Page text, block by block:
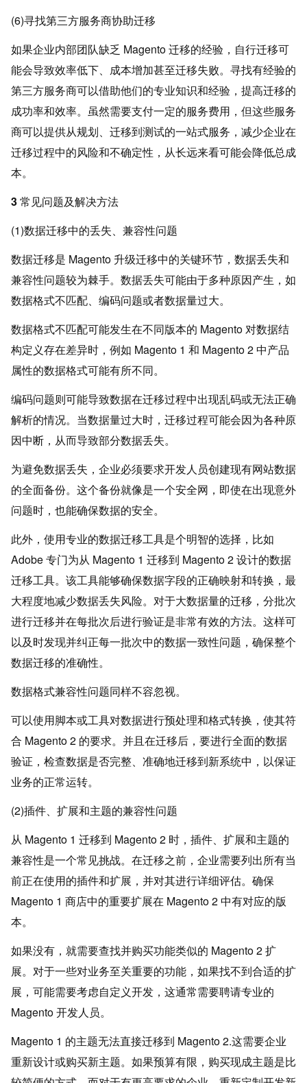
(6)寻找第三方服务商协助迁移
如果企业内部团队缺乏 Magento 迁移的经验，自行迁移可
能会导致效率低下、成本增加甚至迁移失败。寻找有经验的
第三方服务商可以借助他们的专业知识和经验，提高迁移的
成功率和效率。虽然需要支付一定的服务费用，但这些服务
商可以提供从规划、迁移到测试的一站式服务，减少企业在
迁移过程中的风险和不确定性，从长远来看可能会降低总成
本。
3 常见问题及解决方法
(1)数据迁移中的丢失、兼容性问题
数据迁移是 Magento 升级迁移中的关键环节，数据丢失和
兼容性问题较为棘手。数据丢失可能由于多种原因产生，如
数据格式不匹配、编码问题或者数据量过大。
数据格式不匹配可能发生在不同版本的 Magento 对数据结
构定义存在差异时，例如 Magento 1 和 Magento 2 中产品
属性的数据格式可能有所不同。
编码问题则可能导致数据在迁移过程中出现乱码或无法正确
解析的情况。当数据量过大时，迁移过程可能会因为各种原
因中断，从而导致部分数据丢失。
为避免数据丢失，企业必须要求开发人员创建现有网站数据
的全面备份。这个备份就像是一个安全网，即使在出现意外
问题时，也能确保数据的安全。
此外，使用专业的数据迁移工具是个明智的选择，比如
Adobe 专门为从 Magento 1 迁移到 Magento 2 设计的数据
迁移工具。该工具能够确保数据字段的正确映射和转换，最
大程度地减少数据丢失风险。对于大数据量的迁移，分批次
进行迁移并在每批次后进行验证是非常有效的方法。这样可
以及时发现并纠正每一批次中的数据一致性问题，确保整个
数据迁移的准确性。
数据格式兼容性问题同样不容忽视。
可以使用脚本或工具对数据进行预处理和格式转换，使其符
合 Magento 2 的要求。并且在迁移后，要进行全面的数据
验证，检查数据是否完整、准确地迁移到新系统中，以保证
业务的正常运转。
(2)插件、扩展和主题的兼容性问题
从 Magento 1 迁移到 Magento 2 时，插件、扩展和主题的
兼容性是一个常见挑战。在迁移之前，企业需要列出所有当
前正在使用的插件和扩展，并对其进行详细评估。确保
Magento 1 商店中的重要扩展在 Magento 2 中有对应的版
本。
如果没有，就需要查找并购买功能类似的 Magento 2 扩
展。对于一些对业务至关重要的功能，如果找不到合适的扩
展，可能需要考虑自定义开发，这通常需要聘请专业的
Magento 开发人员。
Magento 1 的主题无法直接迁移到 Magento 2.这需要企业
重新设计或购买新主题。如果预算有限，购买现成主题是比